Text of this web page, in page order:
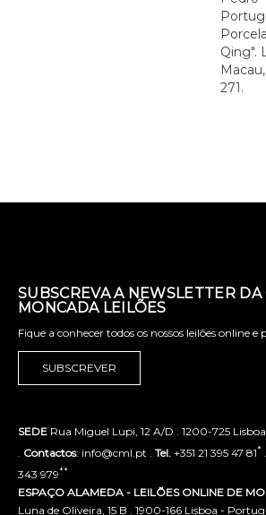
Qing".
271.
SUBSCREVA A NEWSLETTER DA
MONCADA LEILÕES
Fique a conhecer todos os nossos leilões online e
SUBSCREVER
SEDE Rua Miguel Lupi, 12 A/D . 1200-725
Contactos: info@cml.pt . Tel. +351 21 395 47 81*
343 979**
ESPAÇO ALAMEDA - LEILÕES ONLINE DE
Luna de Oliveira, 15 B . 1900-166 Lisboa -